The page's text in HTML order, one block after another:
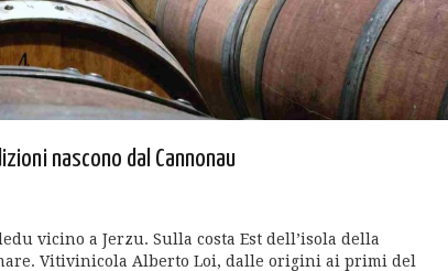
nascono dal Cannonau
vicino a Jerzu. Sulla costa Est dell’isola della
Vitivinicola Alberto Loi, dalle origini ai primi del